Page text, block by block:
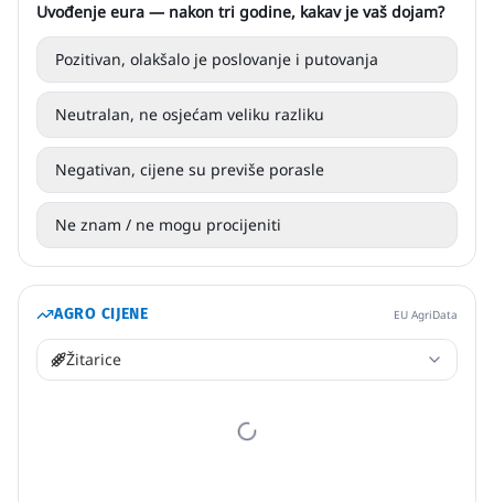
Uvođenje eura — nakon tri godine, kakav je vaš dojam?
Pozitivan, olakšalo je poslovanje i putovanja
Neutralan, ne osjećam veliku razliku
Negativan, cijene su previše porasle
Ne znam / ne mogu procijeniti
AGRO CIJENE EU AgriData
Žitarice